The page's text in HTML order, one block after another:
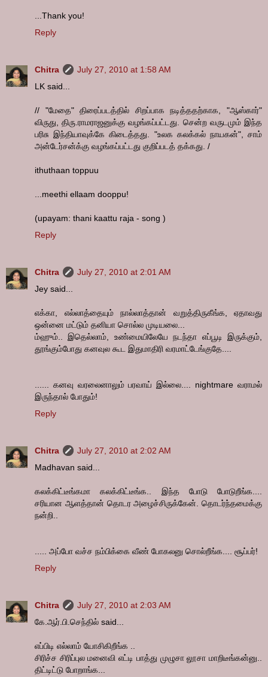
...Thank you!
Reply
Chitra
July 27, 2010 at 1:58 AM
LK said...
// "மேதை" திரைப்படத்தில் சிறப்பாக நடித்ததற்காக, "ஆஸ்கார்"
விருது, திரு.ராமராஜனுக்கு வழங்கப்பட்டது. சென்ற வருடமும் இந்த
பரிசு இந்தியாவுக்கே கிடைத்தது. "உலக கலக்கல் நாயகன்", சாம்
அன்டேர்சன்க்கு வழங்கப்பட்டது குறிப்படத் தக்கது. /
ithuthaan toppuu
...meethi ellaam dooppu!
(upayam: thani kaattu raja - song )
Reply
Chitra
July 27, 2010 at 2:01 AM
Jey said...
எக்கா, எல்லாத்தையும் நால்லாத்தான் வறுத்திருகீங்க, ஏதாவது
ஒன்னை மட்டும் தனியா சொல்ல முடியலை...
ம்ஹும்.. இதெல்லாம், உண்மையிலேயே நடந்தா எப்பூடி இருக்கும்,
தூங்கும்போது கனவுல கூட இதுமாதிரி வரமாட்டேங்குதே....
...... கனவு வரலைனாலும் பரவாய் இல்லை.... nightmare வராமல்
இருந்தால் போதும்!
Reply
Chitra
July 27, 2010 at 2:02 AM
Madhavan said...
கலக்கிட்டீங்கமா கலக்கிட்டீங்க.. இந்த போடு போடுறீங்க....
சரியான ஆளத்தான் தொடர அழைச்சிருக்கேன். தொடர்ந்தமைக்கு
நன்றி..
..... அப்போ வச்ச நம்பிக்கை வீண் போகலனு சொல்றீங்க.... சூப்பர்!
Reply
Chitra
July 27, 2010 at 2:03 AM
கே.ஆர்.பி.செந்தில் said...
எப்பிடி எல்லாம் யோசிகிறீங்க ..
சிரிச்ச சிரிப்புல மனைவி எட்டி பாத்து முழுசா லூசா மாறிடீங்கன்னு..
திட்டிட்டு போறாங்க...